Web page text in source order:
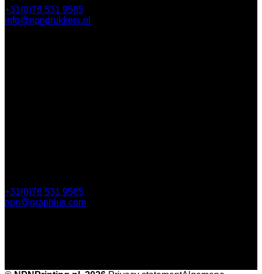
+31(0)76 531 9565
info@npndrukkers.nl
+31(0)76 531 9565
npn@graphius.com